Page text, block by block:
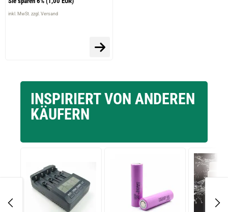
inkl. MwSt. zzgl. Versand
INSPIRIERT VON ANDEREN
KÄUFERN